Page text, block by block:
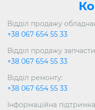
Відділ продажу
+38 067 654 55 33
Відділ продажу
+38 067 654 55 33
Відділ ремонту:
+38 067 654 55 33
Інформаційна